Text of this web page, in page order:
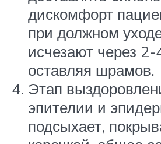
дискомфорт
при должном
исчезают через
оставляя шрамов.
Этап
эпителии и
подсыхает,